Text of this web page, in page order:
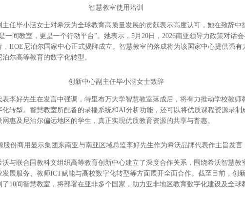
智慧教室使用培训
毕小涵女士对希沃为全球教育高质量发展的贡献表示高度认可，她在致辞中
一间教室，更是一个行动平台”。她表示，5月20日，2026南亚领导力政策对话
，IIOE尼泊尔国家中心正式揭牌成立。智慧教室的落成将为该国家中心提供强有
尔高等教育的数字化转型。
创新中心副主任毕小涵女士致辞
好先生在发言中强调，特里布万大学智慧教室落成后，将有力推动学校教师
化转型。智慧教室所配备的录播系统和AI分析功能，还可以将优质课程资源录制
网惠及尼泊尔偏远地区的学生，真正实现优质教育资源的共享与普惠。
商用显示集团东南亚与南亚区域总监李好先生作为希沃品牌代表作主旨发言
联合国教科文组织高等教育创新中心建立了深度合作关系，围绕希沃智慧教
发展服务、教师ICT赋能与高校数字化转型等方面展开全面合作。截至目前，创
了10间智慧教室，将部署在亚非多个国家，助力亚非地区教育数字化建设及全球